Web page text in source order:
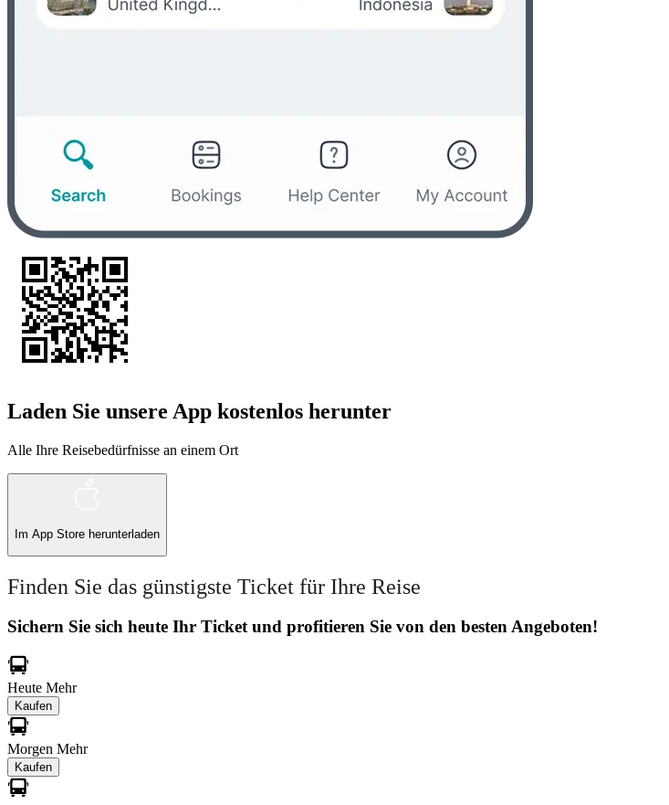
Laden Sie unsere App kostenlos herunter
Alle Ihre Reisebedürfnisse an einem Ort
Im App Store herunterladen
Finden Sie das günstigste Ticket für Ihre Reise
Sichern Sie sich heute Ihr Ticket und profitieren Sie von den besten Angeboten!
Heute Mehr
Kaufen
Morgen Mehr
Kaufen